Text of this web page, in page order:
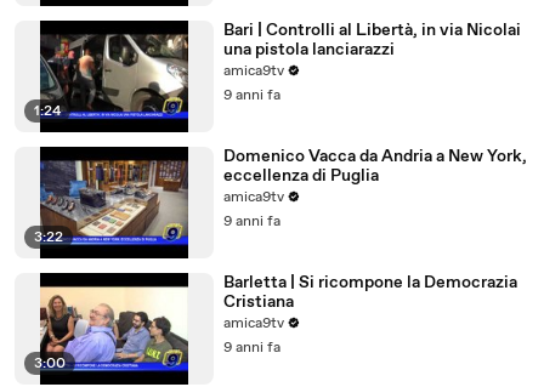
1:24
Bari | Controlli al Libertà, in via Nicolai
una pistola lanciarazzi
amica9tv
9 anni fa
3:22
Domenico Vacca da Andria a New York,
eccellenza di Puglia
amica9tv
9 anni fa
3:00
Barletta | Si ricompone la Democrazia
Cristiana
amica9tv
9 anni fa